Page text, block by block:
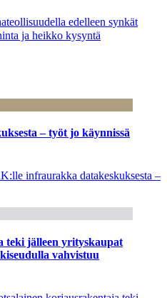
edelleen synkät
ja heikko kysyntä
– työt jo käynnissä
infraurakka datakeskuksesta –
teki jälleen yrityskaupat
vahvistuu